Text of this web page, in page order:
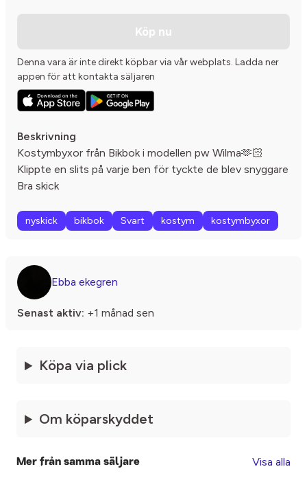
Köp nu
Denna vara är inte direkt köpbar via vår webplats. Ladda ner
appen för att kontakta säljaren
Beskrivning
Kostymbyxor från Bikbok i modellen pw Wilma🫶🏻
Klippte en slits på varje ben för tyckte de blev snyggare
Bra skick
nyskick bikbok Svart kostym kostymbyxor
Ebba ekegren
Senast aktiv: +1 månad sen
Köpa via plick
Om köparskyddet
Mer från samma säljare Visa alla